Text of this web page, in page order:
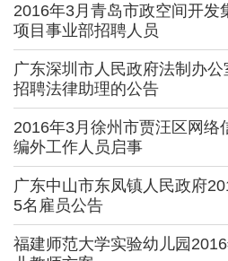
2016年3月青岛市政空间开发
项目事业部招聘人员
广东深圳市人民政府法制办公
招聘法律助理的公告
2016年3月徐州市贾汪区网络
编外工作人员启事
广东中山市东凤镇人民政府
5名雇员公告
福建师范大学实验幼儿园